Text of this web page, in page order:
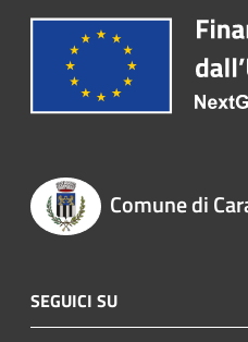
Comune di
SEGUICI SU